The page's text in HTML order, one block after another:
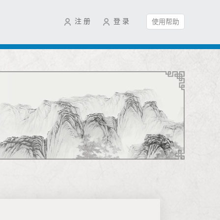
使用帮助
登 录
注 册